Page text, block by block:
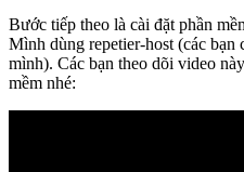
Bước tiếp theo là cài đặt phần
Mình dùng repetier-host (các
mình). Các bạn theo dõi video
mềm nhé: